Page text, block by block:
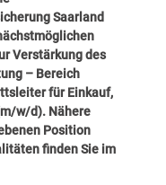
Saarland
Verstärkung des
– Bereich
für Einkauf,
w/d). Nähere
Position
finden Sie im